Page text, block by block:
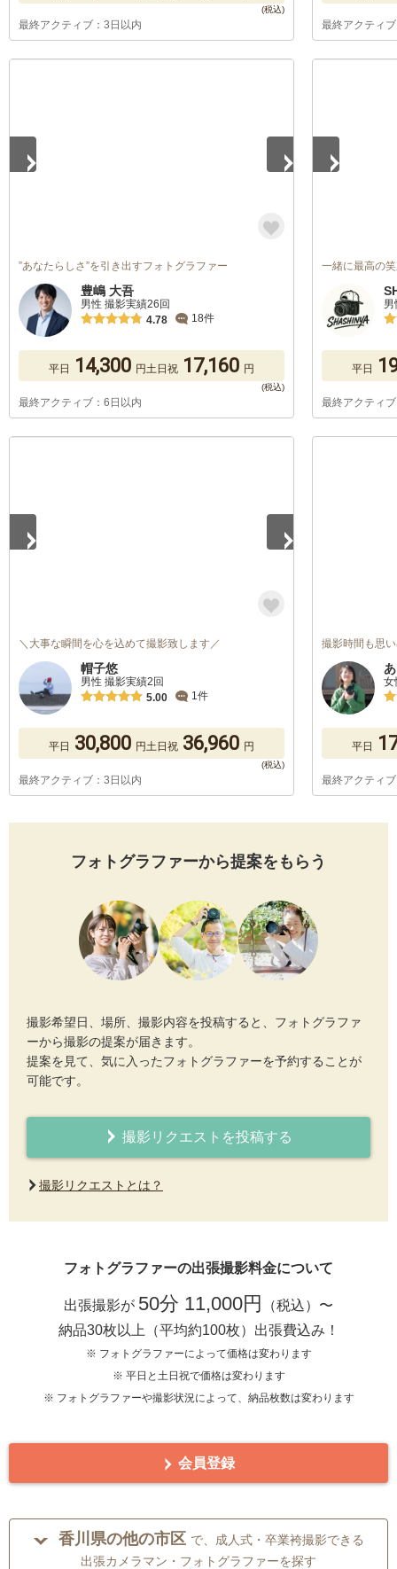
最終アクティブ：3日以内 最終アクティ
”あなたらしさ”を引き出すフォトグラファー
豊嶋 大吾
男性 撮影実績26回
4.78
18件
平日 14,300 円土日祝 17,160 円
最終アクティブ：6日以内
一緒に最高の
平日
最終アクティ
＼大事な瞬間を心を込めて撮影致します／
帽子悠
男性 撮影実績2回
5.00
1件
平日 30,800 円土日祝 36,960 円
最終アクティブ：3日以内
撮影時間も思
女
平日
最終アクティ
フォトグラファーから提案をもらう
撮影希望日、場所、撮影内容を投稿すると、フォトグラファ
ーから撮影の提案が届きます。
提案を見て、気に入ったフォトグラファーを予約することが
可能です。
撮影リクエストを投稿する
撮影リクエストとは？
フォトグラファーの出張撮影料金について
出張撮影が 50分 11,000円
（税込）〜
納品30枚以上（平均約100枚）出張費込み！
※ フォトグラファーによって価格は変わります
※ 平日と土日祝で価格は変わります
※ フォトグラファーや撮影状況によって、納品枚数は変わります
会員登録
香川県の他の市区 で、成人式・卒業袴撮影できる
出張カメラマン・フォトグラファーを探す